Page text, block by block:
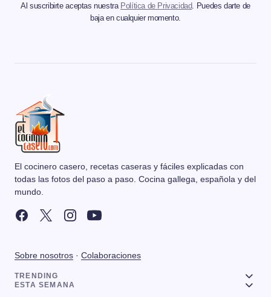
Al suscribirte aceptas nuestra Política de Privacidad. Puedes darte de
baja en cualquier momento.
El cocinero casero, recetas caseras y fáciles explicadas con
todas las fotos del paso a paso. Cocina gallega, española y del
mundo.
Sobre nosotros · Colaboraciones
TRENDING
ESTA SEMANA